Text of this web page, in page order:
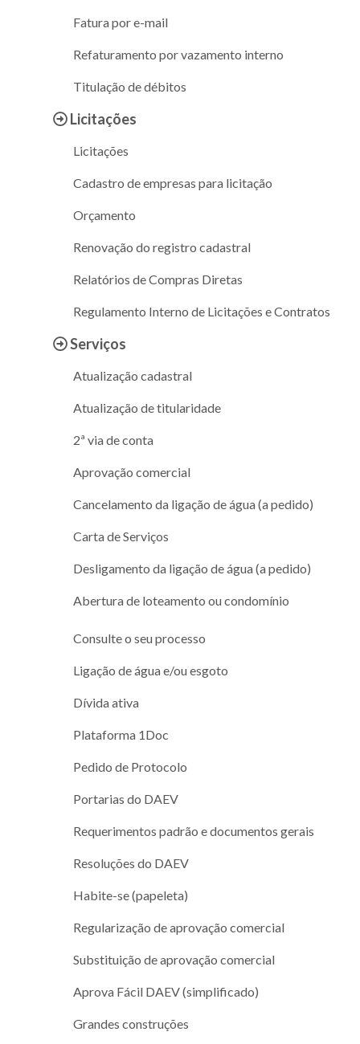
Fatura por e-mail
Refaturamento por vazamento interno
Titulação de débitos
Licitações
Licitações
Cadastro de empresas para licitação
Orçamento
Renovação do registro cadastral
Relatórios de Compras Diretas
Regulamento Interno de Licitações e Contratos
Serviços
Atualização cadastral
Atualização de titularidade
2ª via de conta
Aprovação comercial
Cancelamento da ligação de água (a pedido)
Carta de Serviços
Desligamento da ligação de água (a pedido)
Abertura de loteamento ou condomínio
Consulte o seu processo
Ligação de água e/ou esgoto
Dívida ativa
Plataforma 1Doc
Pedido de Protocolo
Portarias do DAEV
Requerimentos padrão e documentos gerais
Resoluções do DAEV
Habite-se (papeleta)
Regularização de aprovação comercial
Substituição de aprovação comercial
Aprova Fácil DAEV (simplificado)
Grandes construções